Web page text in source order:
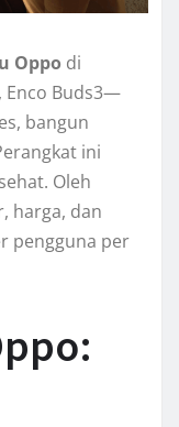
Oppo di
Enco Buds3—
bangun
ini
Oleh
harga, dan
pengguna per